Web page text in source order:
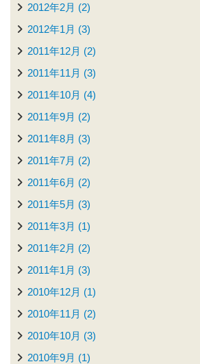
2012年2月 (2)
2012年1月 (3)
2011年12月 (2)
2011年11月 (3)
2011年10月 (4)
2011年9月 (2)
2011年8月 (3)
2011年7月 (2)
2011年6月 (2)
2011年5月 (3)
2011年3月 (1)
2011年2月 (2)
2011年1月 (3)
2010年12月 (1)
2010年11月 (2)
2010年10月 (3)
2010年9月 (1)